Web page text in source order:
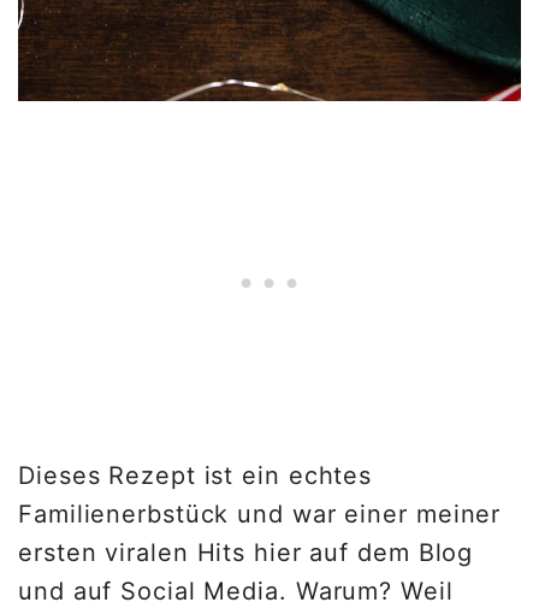
Dieses Rezept ist ein echtes
Familienerbstück und war einer meiner
ersten viralen Hits hier auf dem Blog
und auf Social Media. Warum? Weil